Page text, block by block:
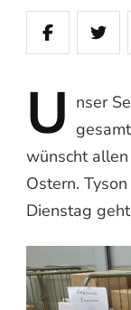
U nser
wünscht
Ostern.
Dienstag